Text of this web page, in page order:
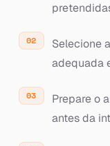
Selecione
adequada
Prepare o
antes da